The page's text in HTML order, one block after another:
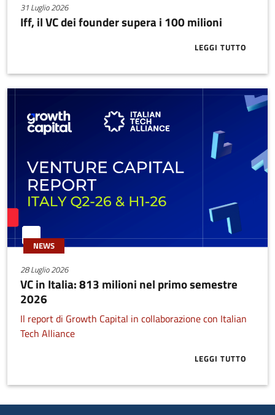
31 Luglio 2026
Iff, il VC dei founder supera i 100 milioni
LEGGI TUTTO
ABOUT IFF,
NEWS
28 Luglio 2026
VC in Italia: 813 milioni nel primo semestre
2026
Il report di Growth Capital in collaborazione con Italian
Tech Alliance
LEGGI TUTTO
ABOUT VC